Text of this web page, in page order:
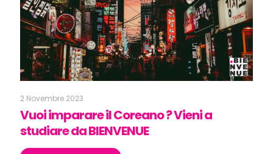
2 Novembre 2023
Vuoi imparare il Coreano ? Vieni a
studiare da BIENVENUE